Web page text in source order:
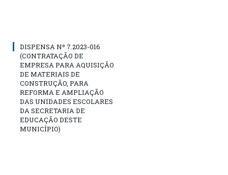
DISPENSA Nº 7.2023-016
(CONTRATAÇÃO DE
EMPRESA PARA AQUISIÇÃO
DE MATERIAIS DE
CONSTRUÇÃO, PARA
REFORMA E AMPLIAÇÃO
DAS UNIDADES ESCOLARES
DA SECRETARIA DE
EDUCAÇÃO DESTE
MUNICÍPIO)